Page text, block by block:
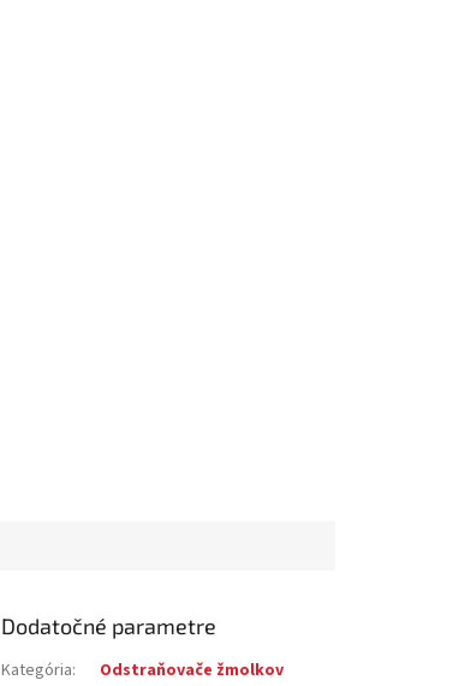
Dodatočné parametre
Kategória:
Odstraňovače žmolkov